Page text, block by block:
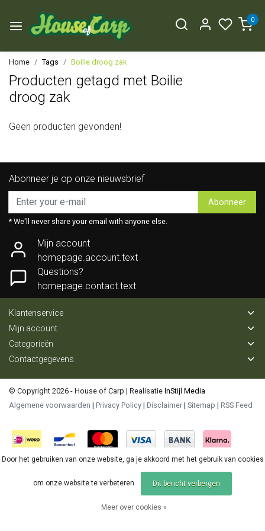
0
Home Tags Boilie droog zak
Producten getagd met Boilie
droog zak
Geen producten gevonden!
Abonneer je op onze nieuwsbrief
Abonneer
* We'll never share your email with anyone else.
Mijn account
homepage.account.text
Questions?
homepage.contact.text
Klantenservice
Mijn account
Categorieën
Contactgegevens
© Copyright 2026 - House of Carp | Realisatie InStijl Media
Algemene voorwaarden | Privacy Policy | Disclaimer | Sitemap | RSS Feed
Door het gebruiken van onze website, ga je akkoord met het gebruik van cookies
om onze website te verbeteren. Dit bericht verbergen
Meer over cookies »